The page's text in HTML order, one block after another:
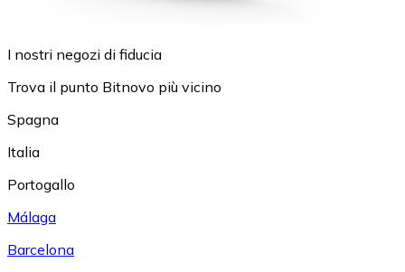
I nostri negozi di fiducia
Trova il punto Bitnovo più vicino
Spagna
Italia
Portogallo
Málaga
Barcelona